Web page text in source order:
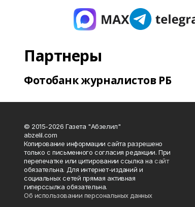
Партнеры
Фотобанк журналистов РБ
© 2015-2026 Газета "Абзелил"
abzelil.com
Копирование информации сайта разрешено
только с письменного согласия редакции. При
перепечатке или цитировании ссылка на сайт
обязательна. Для интернет-изданий и
социальных сетей прямая активная
гиперссылка обязательна.
Об использовании персональных данных